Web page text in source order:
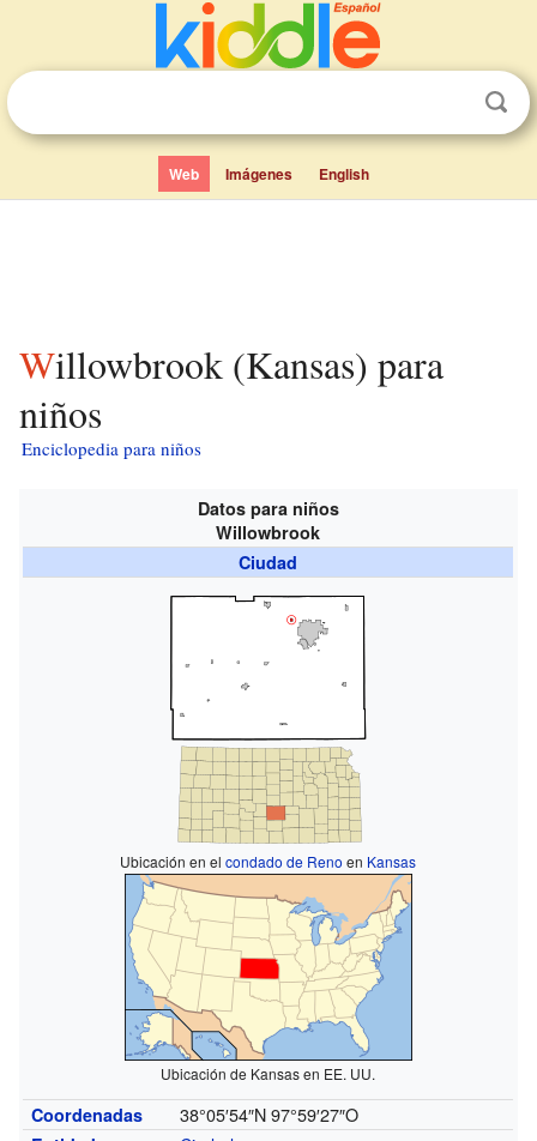
Web Imágenes English
Willowbrook (Kansas) para
niños
Enciclopedia para niños
Datos para niños
Willowbrook
Ciudad
Ubicación en elcondado de Reno en Kansas
Ubicación de Kansas en EE. UU.
Coordenadas 38°05′54″N 97°59′27″O